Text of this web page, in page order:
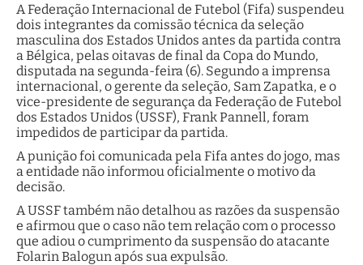
A Federação Internacional de Futebol (Fifa) suspendeu
dois integrantes da comissão técnica da seleção
masculina dos Estados Unidos antes da partida contra
a Bélgica, pelas oitavas de final da Copa do Mundo,
disputada na segunda-feira (6). Segundo a imprensa
internacional, o gerente da seleção, Sam Zapatka, e o
vice-presidente de segurança da Federação de Futebol
dos Estados Unidos (USSF), Frank Pannell, foram
impedidos de participar da partida.
A punição foi comunicada pela Fifa antes do jogo, mas
a entidade não informou oficialmente o motivo da
decisão.
A USSF também não detalhou as razões da suspensão
e afirmou que o caso não tem relação com o processo
que adiou o cumprimento da suspensão do atacante
Folarin Balogun após sua expulsão.